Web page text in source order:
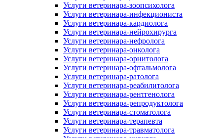
Услуги ветеринара-зоопсихолога
Услуги ветеринара-инфекциониста
Услуги ветеринара-кардиолога
Услуги ветеринара-нейрохирурга
Услуги ветеринара-нефролога
Услуги ветеринара-онколога
Услуги ветеринара-орнитолога
Услуги ветеринара-офтальмолога
Услуги ветеринара-ратолога
Услуги ветеринара-реабилитолога
Услуги ветеринара-рентгенолога
Услуги ветеринара-репродуктолога
Услуги ветеринара-стоматолога
Услуги ветеринара-терапевта
Услуги ветеринара-травматолога